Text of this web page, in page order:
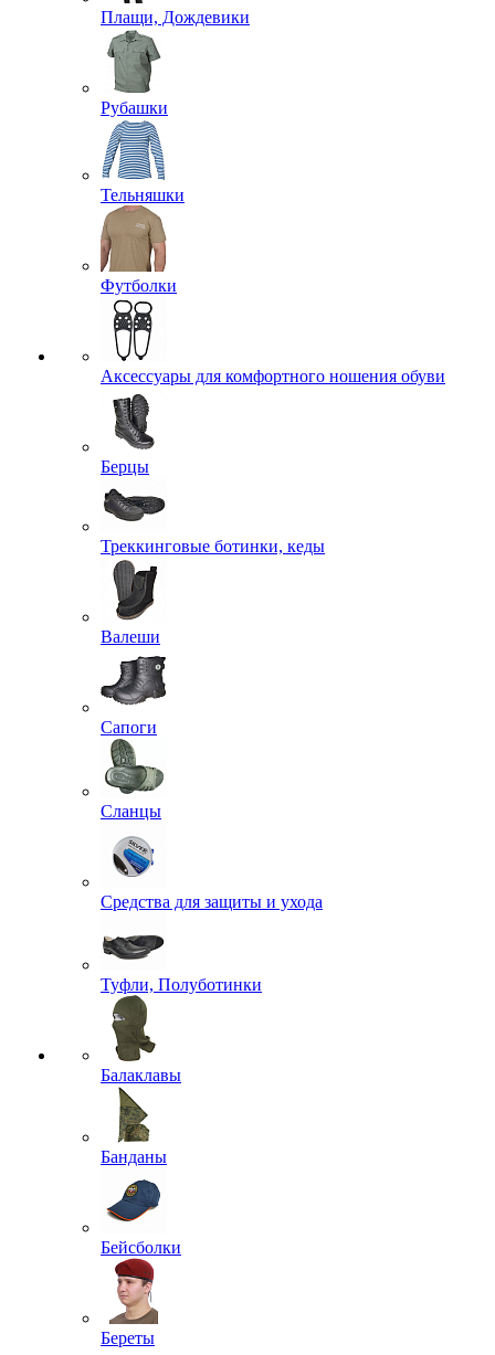
Плащи, Дождевики
Рубашки
Тельняшки
Футболки
Аксессуары для комфортного ношения обуви
Берцы
Треккинговые ботинки, кеды
Валеши
Сапоги
Сланцы
Средства для защиты и ухода
Туфли, Полуботинки
Балаклавы
Банданы
Бейсболки
Береты